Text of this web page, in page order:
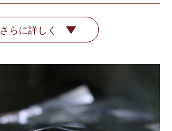
さらに詳しく